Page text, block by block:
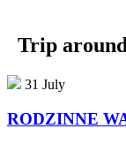
Trip
31 July
RODZINNE